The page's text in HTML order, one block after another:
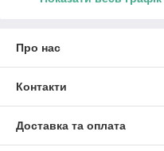
Про нас
Контакти
Доставка та оплата